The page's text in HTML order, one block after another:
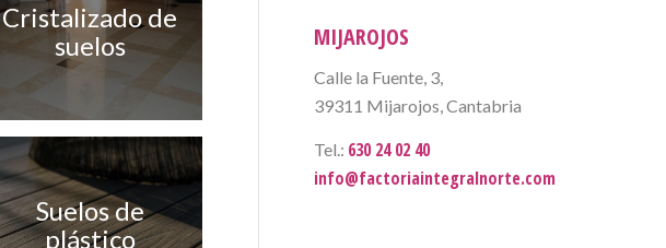
Cristalizado de
suelos
Suelos de
plástico
MIJAROJOS
Calle la Fuente, 3,
39311 Mijarojos, Cantabria
Tel.: 630 24 02 40
info@factoriaintegralnorte.com